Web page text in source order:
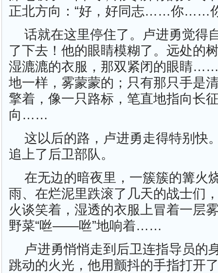
正北方向：“好，好同志……你……
话就在这里停住了。卢进勇觉得
了下去！他的眼睛模糊了。远处的
湿漉漉的衣服，那双紧闭的眼睛
地一样，雾蒙蒙的；只有那只手是
擎着，像一只路标，笔直地指向长
向……
这以后的路，卢进勇走得特别快
追上了后卫部队。
在无边的暗夜里，一簇簇的篝火
雨、在烂泥里跌滚了几天的战士们
火谈笑着，湿透的衣服上冒着一层
野菜“咝——咝”地响着……
卢进勇悄悄走到后卫连指导员的
跳动的火光，他用颤抖的手指打开